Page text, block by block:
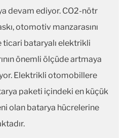
devam ediyor. CO2-nötr
otomotiv manzarasını
ticari bataryalı elektrikli
önemli ölçüde artmaya
Elektrikli otomobillere
paketi içindeki en küçük
olan batarya hücrelerine